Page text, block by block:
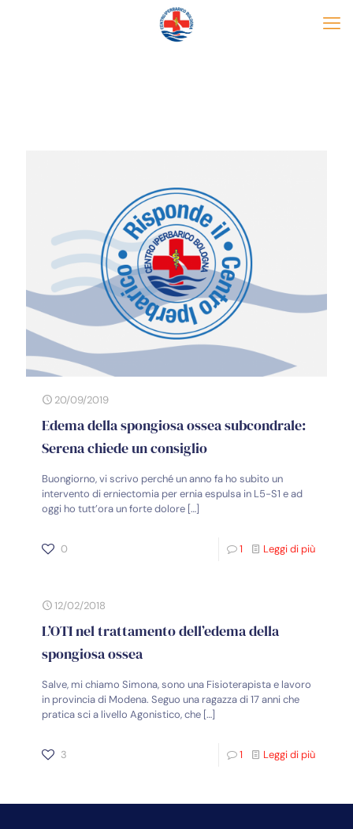
20/09/2019
Edema della spongiosa ossea subcondrale:
Serena chiede un consiglio
Buongiorno, vi scrivo perché un anno fa ho subito un
intervento di erniectomia per ernia espulsa in L5-S1 e ad
oggi ho tutt’ora un forte dolore […]
0 1 Leggi di più
12/02/2018
L’OTI nel trattamento dell’edema della
spongiosa ossea
Salve, mi chiamo Simona, sono una Fisioterapista e lavoro
in provincia di Modena. Seguo una ragazza di 17 anni che
pratica sci a livello Agonistico, che […]
3 1 Leggi di più